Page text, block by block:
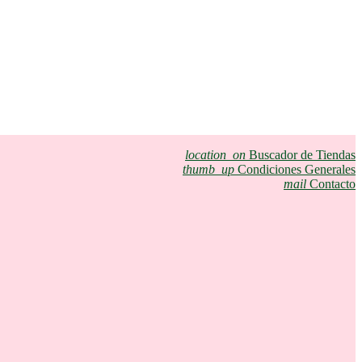
location_on Buscador de Tiendas
thumb_up Condiciones Generales
mail Contacto